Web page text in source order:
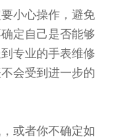
小心操作，避免
定自己是否能够
专业的手表维修
会受到进一步的
或者你不确定如